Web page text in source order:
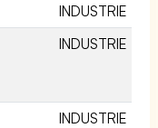
INDUSTRIE
INDUSTRIE
INDUSTRIE